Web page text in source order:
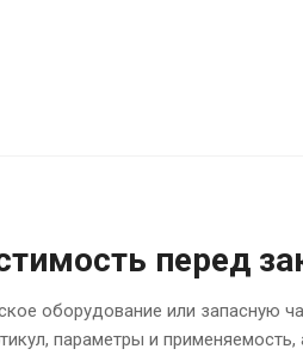
перед
оборудование или запасную
параметры и применяемость,